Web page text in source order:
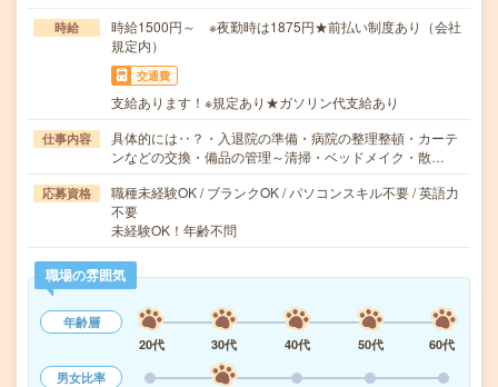
時給
時給1500円～ ※夜勤時は1875円★前払い制度あり（会社
規定内）
交通費
支給あります！※規定あり★ガソリン代支給あり
仕事内容
具体的には‥？・入退院の準備・病院の整理整頓・カーテ
ンなどの交換・備品の管理～清掃・ベッドメイク・散…
応募資格
職種未経験OK / ブランクOK / パソコンスキル不要 / 英語力
不要
未経験OK！年齢不問
職場の雰囲気
年齢層
20代
30代 40代 50代
60代
男女比率